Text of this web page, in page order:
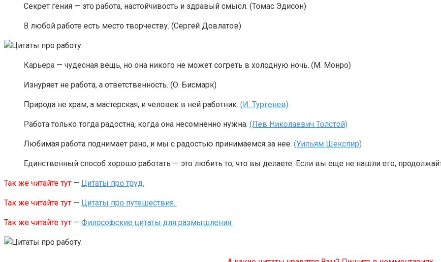
Секрет гения — это работа, настойчивость и здравый смысл. (Томас Эдисон)
В любой работе есть место творчеству. (Сергей Довлатов)
Карьера — чудесная вещь, но она никого не может согреть в холодную ночь. (М. Монро)
Изнуряет не работа, а ответственность. (О. Бисмарк)
Природа не храм, а мастерская, и человек в ней работник. (И. Тургенев)
Работа только тогда радостна, когда она несомненно нужна. (Лев Николаевич Толстой)
Любимая работа поднимает рано, и мы с радостью принимаемся за нее. (Уильям Шекспир)
Единственный способ хорошо работать — это любить то, что вы делаете. Если вы еще не нашли его,
Так же читайте тут — Цитаты про труд.
Так же читайте тут — Цитаты про путешествия.
Так же читайте тут — Философские цитаты для размышления